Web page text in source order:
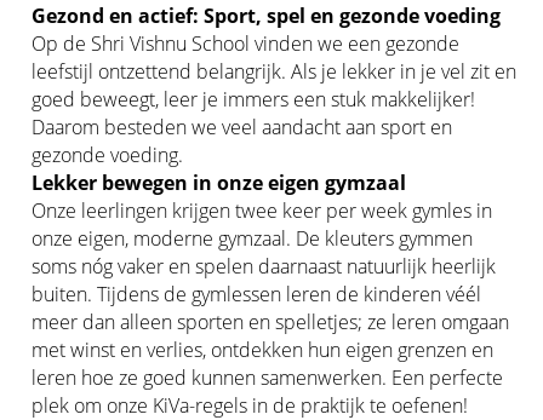
Gezond en actief: Sport, spel en gezonde voeding
Op de Shri Vishnu School vinden we een gezonde
leefstijl ontzettend belangrijk. Als je lekker in je vel zit en
goed beweegt, leer je immers een stuk makkelijker!
Daarom besteden we veel aandacht aan sport en
gezonde voeding.
Lekker bewegen in onze eigen gymzaal
Onze leerlingen krijgen twee keer per week gymles in
onze eigen, moderne gymzaal. De kleuters gymmen
soms nóg vaker en spelen daarnaast natuurlijk heerlijk
buiten. Tijdens de gymlessen leren de kinderen véél
meer dan alleen sporten en spelletjes; ze leren omgaan
met winst en verlies, ontdekken hun eigen grenzen en
leren hoe ze goed kunnen samenwerken. Een perfecte
plek om onze KiVa-regels in de praktijk te oefenen!